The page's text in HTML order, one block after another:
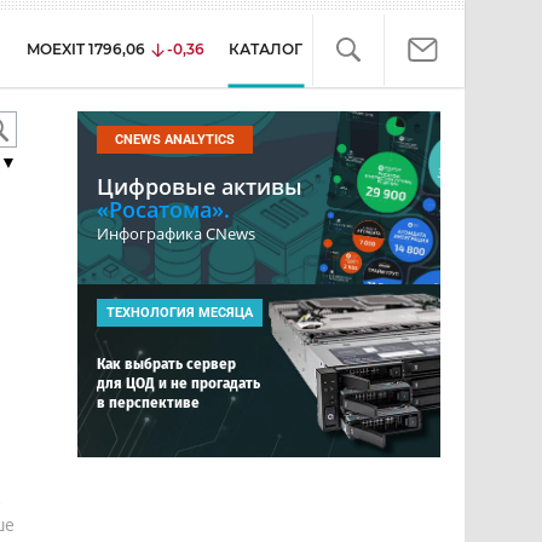
MOEXIT 1796,06 -0,36 КАТАЛОГ
▼
CNEWS ANALYTICS
Цифровые активы
«Росатома».
Инфографика CNews
ТЕХНОЛОГИЯ МЕСЯЦА
Как выбрать сервер
для ЦОД и не прогадать
в перспективе